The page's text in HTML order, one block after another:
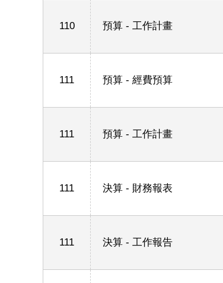
110 預算 - 工作計畫
111 預算 - 經費預算
111 預算 - 工作計畫
111 決算 - 財務報表
111 決算 - 工作報告